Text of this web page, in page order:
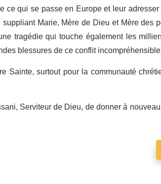
qui se passe en Europe et leur
Marie, Mère de Dieu et Mère des
tragédie qui touche également les
blessures de ce conflit
Sainte, surtout pour la communauté
Serviteur de Dieu, de donner à